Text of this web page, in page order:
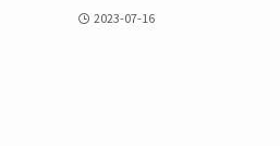
2023-07-16